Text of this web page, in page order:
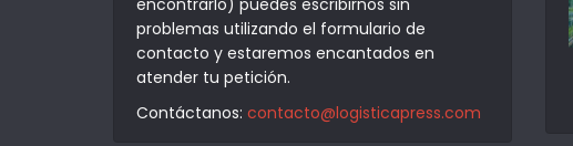
encontrarlo) puedes escribirnos sin
problemas utilizando el formulario de
contacto y estaremos encantados en
atender tu petición.
Contáctanos: contacto@logisticapress.com